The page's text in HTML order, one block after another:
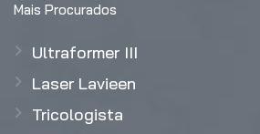
Mais Procurados
Ultraformer III
Laser Lavieen
Tricologista